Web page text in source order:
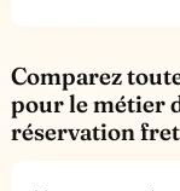
Comparez
pour le métier
réservation